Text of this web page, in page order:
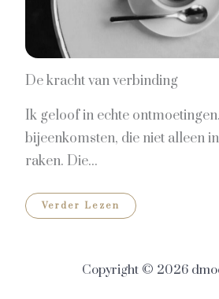
De kracht van verbinding
Ik geloof in echte
bijeenkomsten, die niet alleen
raken. Die...
Verder Lezen
Copyright © 2026